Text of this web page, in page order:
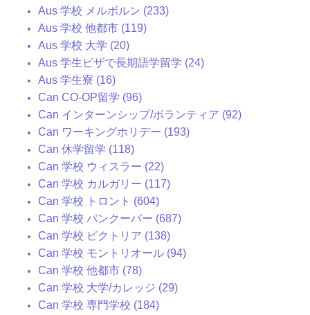
Aus 学校 メルボルン (233)
Aus 学校 他都市 (119)
Aus 学校 大学 (20)
Aus 学生ビザで長期語学留学 (24)
Aus 学生寮 (16)
Can CO-OP留学 (96)
Can インターンシップ/ボランティア (92)
Can ワーキングホリデー (193)
Can 休学留学 (118)
Can 学校 ウィスラー (22)
Can 学校 カルガリー (117)
Can 学校 トロント (604)
Can 学校 バンクーバー (687)
Can 学校 ビクトリア (138)
Can 学校 モントリオール (94)
Can 学校 他都市 (78)
Can 学校 大学/カレッジ (29)
Can 学校 専門学校 (184)